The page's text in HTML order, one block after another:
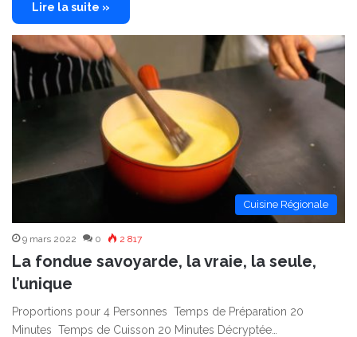
Lire la suite »
Cuisine Régionale
9 mars 2022 0 2 817
La fondue savoyarde, la vraie, la seule,
l’unique
Proportions pour 4 Personnes Temps de Préparation 20
Minutes Temps de Cuisson 20 Minutes Décryptée…